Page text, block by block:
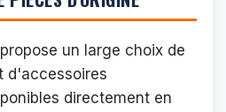
un large choix de
d'accessoires
directement en